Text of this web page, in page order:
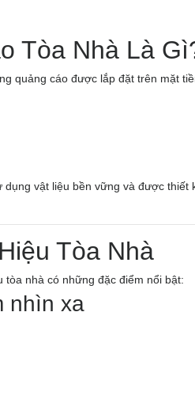
Tòa Nhà Là
quảng cáo được lắp đặt trên mặt
vật liệu bền vững và được thiết
Tòa Nhà
nhà có những đặc điểm nổi bật:
nhìn xa